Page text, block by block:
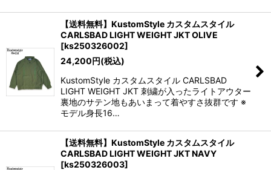
【送料無料】KustomStyle カスタムスタイル
CARLSBAD LIGHT WEIGHT JKT OLIVE
[ks250326002]
24,200円(税込)
KustomStyle カスタムスタイル CARLSBAD
LIGHT WEIGHT JKT 刺繍が入ったライトアウター
裏地のサテン地もあいまって着やすさ抜群です ※
モデル身長16…
【送料無料】KustomStyle カスタムスタイル
CARLSBAD LIGHT WEIGHT JKT NAVY
[ks250326003]